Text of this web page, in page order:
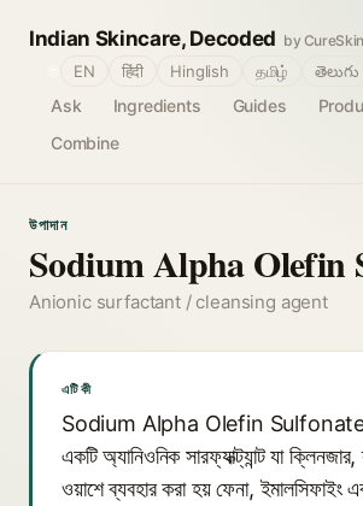
Indian Skincare, Decoded by CureSkin
Ask Ingredients Guides
Combine
EN हिंदी Hinglish தமிழ் తెలుగు
উপাদান
Sodium Alpha Olefin
Anionic surfactant / cleansing agent
এটি কী
Sodium Alpha Olefin
একটি অ্যানিওনিক সারফ্যাক্ট্যান্ট যা
ওয়াশে ব্যবহার করা হয় ফেনা, ইমালসিফাইং